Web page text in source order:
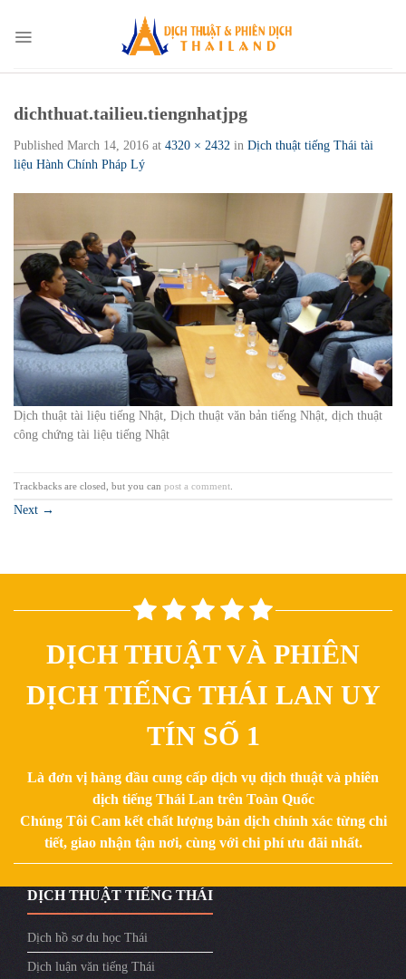
content
dichthuat.tailieu.tiengnhatjpg
Published March 14, 2016 at 4320 × 2432 in Dịch thuật tiếng Thái tài
liệu Hành Chính Pháp Lý
Dịch thuật tài liệu tiếng Nhật, Dịch thuật văn bản tiếng Nhật, dịch thuật
công chứng tài liệu tiếng Nhật
Trackbacks are closed, but you can post a comment
Next →
DỊCH THUẬT VÀ PHIÊN
DỊCH TIẾNG THÁI LAN UY
TÍN SỐ 1
Là đơn vị hàng đầu cung cấp dịch vụ dịch thuật và phiên
dịch tiếng Thái Lan trên Toàn Quốc
Chúng Tôi Cam kết chất lượng bản dịch chính xác từng chi
tiết, giao nhận tận nơi, cùng với chi phí ưu đãi nhất.
DỊCH THUẬT TIẾNG THÁI
Dịch hồ sơ du học Thái
Dịch luận văn tiếng Thái